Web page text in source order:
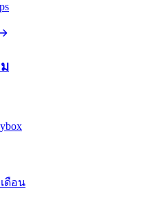
ดือน